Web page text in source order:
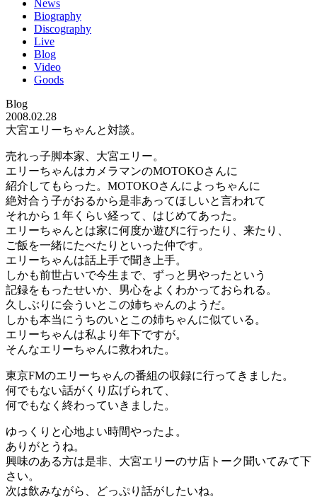
News
Biography
Discography
Live
Blog
Video
Goods
Blog
2008.02.28
大宮エリーちゃんと対談。
売れっ子脚本家、大宮エリー。
エリーちゃんはカメラマンのMOTOKOさんに
紹介してもらった。MOTOKOさんによっちゃんに
絶対合う子がおるから是非あってほしいと言われて
それから１年くらい経って、はじめてあった。
エリーちゃんとは家に何度か遊びに行ったり、来たり、
ご飯を一緒にたべたりといった仲です。
エリーちゃんは話上手で聞き上手。
しかも前世占いで今生まで、ずっと男やったという
記録をもったせいか、男心をよくわかっておられる。
久しぶりに会ういとこの姉ちゃんのようだ。
しかも本当にうちのいとこの姉ちゃんに似ている。
エリーちゃんは私より年下ですが。
そんなエリーちゃんに救われた。
東京FMのエリーちゃんの番組の収録に行ってきました。
何でもない話がくり広げられて、
何でもなく終わっていきました。
ゆっくりと心地よい時間やったよ。
ありがとうね。
興味のある方は是非、大宮エリーのサ店トーク聞いてみて下
さい。
次は飲みながら、どっぷり話がしたいね。